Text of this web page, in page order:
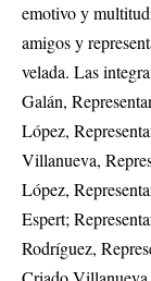
emotivo y
amigos y
velada. Las
Galán,
López,
Villanueva,
López,
Espert;
Rodríguez,